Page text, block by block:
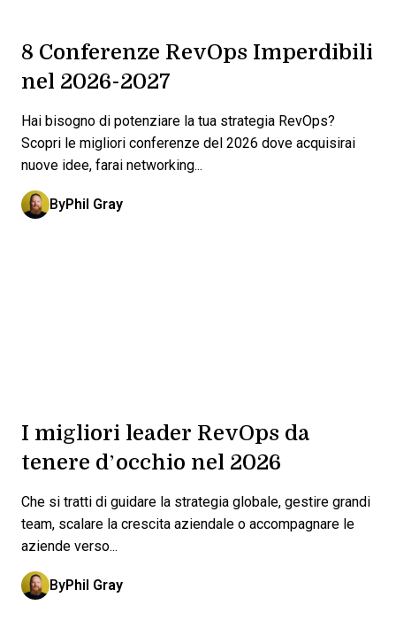
8 Conferenze RevOps Imperdibili
nel 2026-2027
Hai bisogno di potenziare la tua strategia RevOps?
Scopri le migliori conferenze del 2026 dove acquisirai
nuove idee, farai networking...
ByPhil Gray
I migliori leader RevOps da
tenere d’occhio nel 2026
Che si tratti di guidare la strategia globale, gestire grandi
team, scalare la crescita aziendale o accompagnare le
aziende verso...
ByPhil Gray